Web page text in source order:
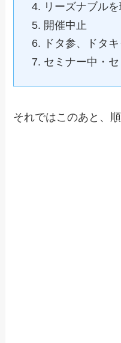
リーズナブル
開催中止
ドタ参、ドタ
セミナー中・
それではこのあと、